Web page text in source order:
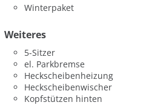
Winterpaket
Weiteres
5-Sitzer
el. Parkbremse
Heckscheibenheizung
Heckscheibenwischer
Kopfstützen hinten